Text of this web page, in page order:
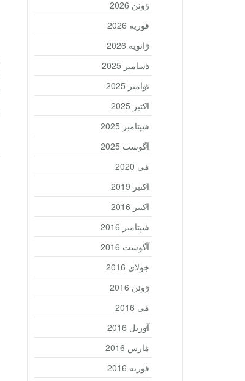
ژوئن 2026
فوریه 2026
ژانویه 2026
دسامبر 2025
نوامبر 2025
اکتبر 2025
سپتامبر 2025
آگوست 2025
می 2020
اکتبر 2019
اکتبر 2016
سپتامبر 2016
آگوست 2016
جولای 2016
ژوئن 2016
می 2016
آوریل 2016
مارس 2016
فوریه 2016